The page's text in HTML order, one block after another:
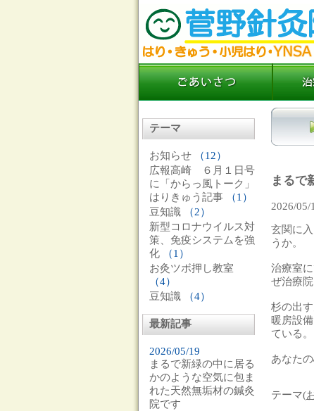
テーマ
お知らせ
（12）
広報高崎 ６月１日号
に「からっ風トーク」
はりきゅう記事
（1）
豆知識
（2）
新型コロナウイルス対
策、免疫システムを強
化
（1）
お灸ツボ押し教室
（4）
豆知識
（4）
最新記事
2026/05/19
まるで新緑の中に居る
かのような空気に包ま
れた天然無垢材の鍼灸
院です
まるで
2026/05/
玄関に
うか。
治療室
ぜ治療
杉の出
暖房設
ている。
あなた
テーマ(